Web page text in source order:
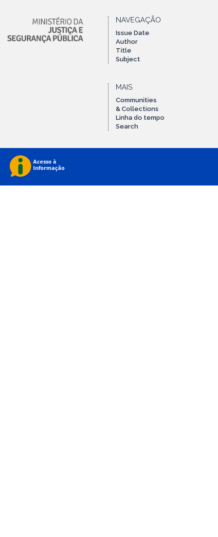
NAVEGAÇÃO
Issue Date
Author
Title
Subject
MAIS
Communities
& Collections
Linha do tempo
Search